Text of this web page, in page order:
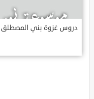
دروس غزوة بني المصطلق